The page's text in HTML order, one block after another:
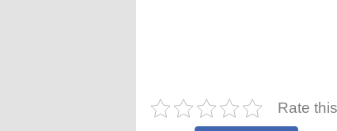
Rate